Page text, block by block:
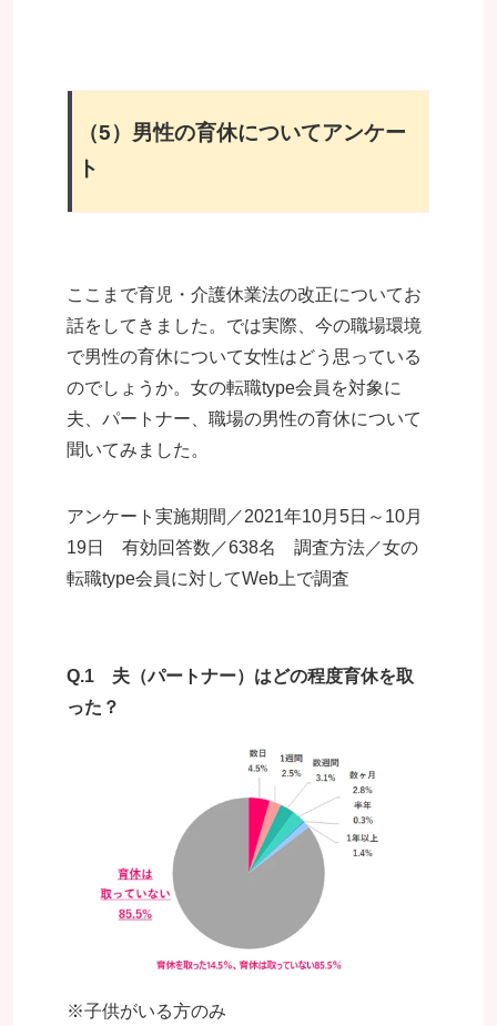
（5）男性の育休についてアンケー
ト
ここまで育児・介護休業法の改正についてお
話をしてきました。では実際、今の職場環境
で男性の育休について女性はどう思っている
のでしょうか。女の転職type会員を対象に
夫、パートナー、職場の男性の育休について
聞いてみました。
アンケート実施期間／2021年10月5日～10月
19日 有効回答数／638名 調査方法／女の
転職type会員に対してWeb上で調査
Q.1 夫（パートナー）はどの程度育休を取
った？
※子供がいる方のみ